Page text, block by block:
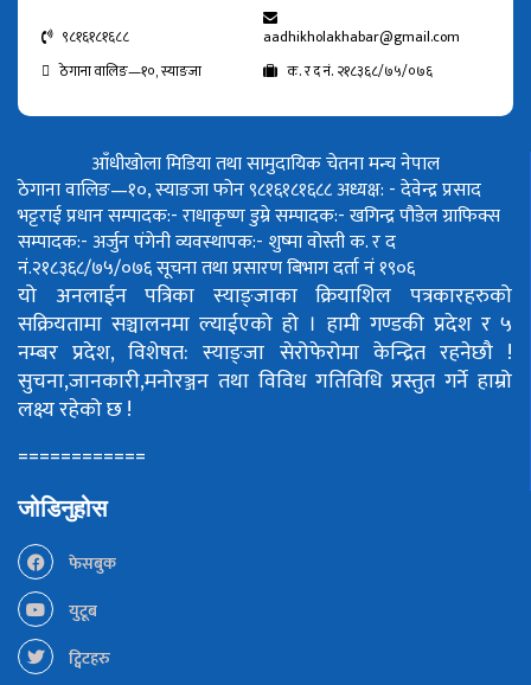
९८१६१८१६८८
aadhikholakhabar@gmail.com
ठेगाना वालिङ—१०, स्याङजा
क. र द नं. २१८३६८/७५/०७६
आँधीखोला मिडिया तथा सामुदायिक चेतना मन्च नेपाल
ठेगाना वालिङ—१०, स्याङजा फोन ९८१६१८१६८८अध्यक्ष: - देवेन्द्र प्रसाद
भट्टराईप्रधान सम्पादक:- राधाकृष्ण डुम्रेसम्पादक:- खगिन्द्र पौडेलग्राफिक्स
सम्पादक:- अर्जुन पंगेनीव्यवस्थापक:- शुष्मा वोस्तीक. र द
नं.२१८३६८/७५/०७६सूचना तथा प्रसारण बिभाग दर्ता नं १९०६
यो अनलाईन पत्रिका स्याङ्जाका क्रियाशिल पत्रकारहरुको
सक्रियतामा सञ्चालनमा ल्याईएको हो । हामी गण्डकी प्रदेश र ५
नम्बर प्रदेश, विशेषत: स्याङ्जा सेरोफेरोमा केन्द्रित रहनेछौ !
सुचना,जानकारी,मनोरञ्जन तथा विविध गतिविधि प्रस्तुत गर्ने हाम्रो
लक्ष्य रहेको छ !
============
जोडिनुहोस
फेसबुक
युटूब
ट्विटहरु